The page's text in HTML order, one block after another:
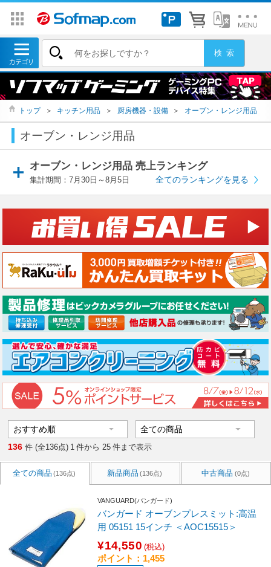
トップ ＞ キッチン用品 ＞ 厨房機器・設備 ＞ オーブン・レンジ用品
オーブン・レンジ用品
オーブン・レンジ用品 売上ランキング
集計期間：7月30日～8月5日 全てのランキングを見る
136 件 (全136点) 1 件から 25 件まで表示
全ての商品 (136点) 新品商品 (136点) 中古商品 (0点)
VANGUARD(バンガード)
バンガード オーブンプレスミット:高温
用 05151 15インチ ＜AOC15515＞
¥14,550 (税込)
ポイント：1,455